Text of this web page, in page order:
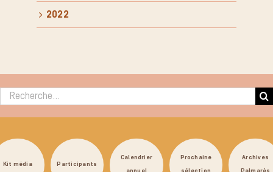
2022
Rechercher :
Kit média Participants
Calendrier
Prochaine
Archives